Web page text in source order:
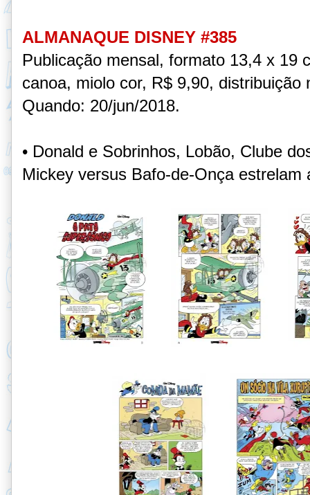
ALMANAQUE DISNEY #385
Publicação mensal, formato 13,4 x 19
canoa, miolo cor, R$ 9,90, distribuição
Quando: 20/jun/2018.
• Donald e Sobrinhos, Lobão, Clube
Mickey versus Bafo-de-Onça estrelam